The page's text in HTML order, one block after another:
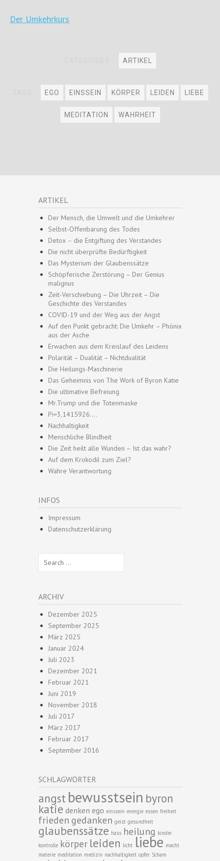
Der Umkehrkurs
ARTIKEL
EGO EINSSEIN KÖRPER LEIDEN LIEBE
MEDITATION WAHRHEIT
ARTIKEL
Der Mensch, die Umwelt und die Umkehrer
Selbst-Offenbarung des Todes
Detox – die Entgiftung des Verstandes
Die nicht überprüfte Bedürftigkeit
Das Mysterium der Glaubenssätze
Schöpferische Zerstörung – Der Genius
malignus
Zeit-Verschiebung – Die Uhrzeit – Die
Geschichte des Verstandes
COVID-19 und der Weg aus der Angst
Auf den Punkt gebracht: Die Umkehr – Phönix
aus der Asche
Erwachen aus dem Kreislauf des Leidens
Polarität – Dualität – Nichtdualität
Die Heilungs-Maschinerie
Das Geheimnis von The Work of Byron Katie
Die ultimative Befreiung
Mr.Trump und die Totenmaske
Pi=3,1415926….
Nachhaltigkeit
Menschliche Blindheit
Die Zeit heilt alle Wunden – Ist das wahr?
Auf dem Krokodil zum Ziel?
Wahre Verantwortung
INFOS
Impressum
Datenschutzerklärung
for:
ARCHIV
Dezember 2025
September 2025
März 2025
Januar 2024
Juli 2023
Dezember 2021
Februar 2021
Juni 2019
November 2018
Juli 2017
März 2017
Februar 2017
September 2016
SCHLAGWÖRTER
angst bewusstsein byron
katie denken ego einssein energie essen freiheit
frieden gedanken geist gesundheit
glaubenssätze hass heilung kinder
kontrolle körper leiden licht liebe macht
materie meditation medizin nachhaltigkeit opfer Scham